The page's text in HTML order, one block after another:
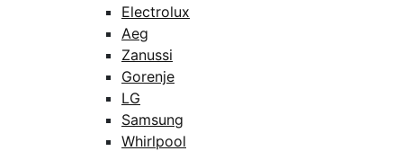
Electrolux
Aeg
Zanussi
Gorenje
LG
Samsung
Whirlpool